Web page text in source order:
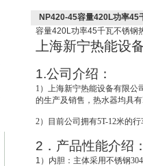
NP420-45容量420L功率45
容量420L功率45千瓦不锈钢
上海新宁热能设
1.公司介绍：
1 ）上海新宁热能设备有限公
的生产及销售，热水器均具
2）目前公司拥有5T-12米的
2 ．产品性能介绍
1 ） 内胆：主体采用不锈钢